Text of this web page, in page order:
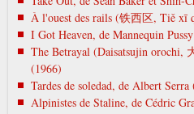
À l'ouest des rails (铁西区, Tiě xī
I Got Heaven, de Mannequin
The Betrayal (Daisatsujin orochi,
(1966)
Tardes de soledad, de Albert Serra
Alpinistes de Staline, de Cédric